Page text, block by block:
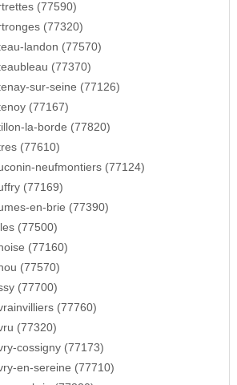
(77590)
(77320)
landon (77570)
(77370)
sur-seine (77126)
(77167)
la-borde (77820)
(77610)
neufmontiers (77124)
(77169)
en-brie (77390)
(77500)
(77160)
(77570)
(77700)
(77760)
(77320)
cossigny (77173)
en-sereine (77710)